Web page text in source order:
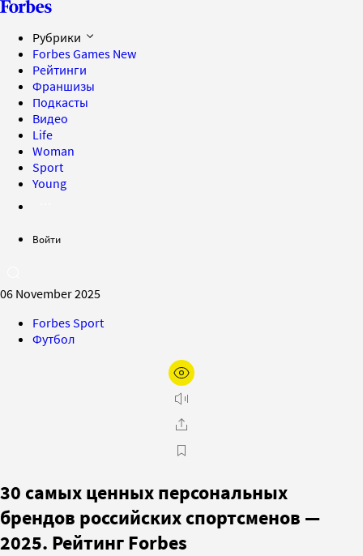
Рубрики
Forbes Games New
Рейтинги
Франшизы
Подкасты
Видео
Life
Woman
Sport
Young
Войти
06 November 2025
Forbes Sport
Футбол
30 самых ценных персональных
брендов российских спортсменов —
2025. Рейтинг Forbes